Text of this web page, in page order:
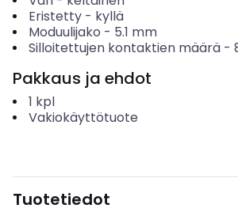
Eristetty- kyllä
Moduulijako - 5.1 mm
Silloitettujen kontaktien määrä-
Pakkaus ja ehdot
1 kpl
Vakiokäyttötuote
Tuotetiedot